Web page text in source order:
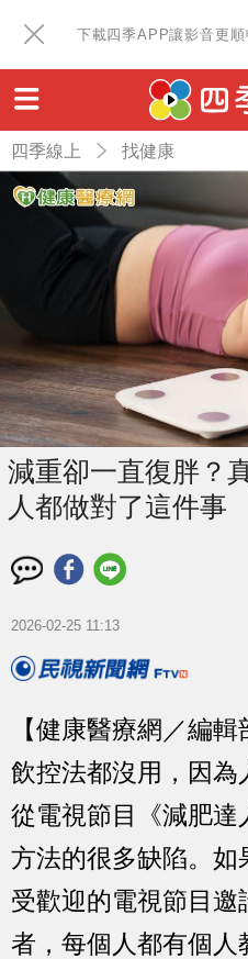
下載四季APP讓影音更順
四季線上 找健康
減重卻一直復胖？
人都做對了這件事
2026-02-25 11:13
【健康醫療網／編
飲控法都沒用，因為
從電視節目《減肥
方法的很多缺陷。如
受歡迎的電視節目邀
者，每個人都有個人